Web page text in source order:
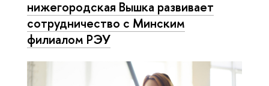
нижегородская Вышка развивает
сотрудничество с Минским
филиалом РЭУ